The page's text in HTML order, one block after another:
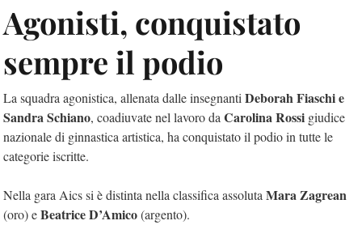
Agonisti, conquistato
sempre il podio
La squadra agonistica, allenata dalle insegnanti Deborah Fiaschi e
Sandra Schiano, coadiuvate nel lavoro da Carolina Rossi giudice
nazionale di ginnastica artistica, ha conquistato il podio in tutte le
categorie iscritte.
Nella gara Aics si è distinta nella classifica assoluta Mara Zagrean
(oro) eBeatrice D’Amico(argento).